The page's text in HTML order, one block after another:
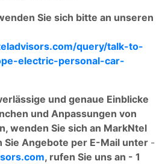
Sie sich bitte an unseren
query/talk-to-
electric-personal-car-
und genaue Einblicke
und Anpassungen von
wenden Sie sich an MarkNtel
Sie Angebote per E-Mail unter -
, rufen Sie uns an - 1